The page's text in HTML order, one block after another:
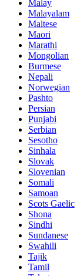
Malay
Malayalam
Maltese
Maori
Marathi
Mongolian
Burmese
Nepali
Norwegian
Pashto
Persian
Punjabi
Serbian
Sesotho
Sinhala
Slovak
Slovenian
Somali
Samoan
Scots Gaelic
Shona
Sindhi
Sundanese
Swahili
Tajik
Tamil